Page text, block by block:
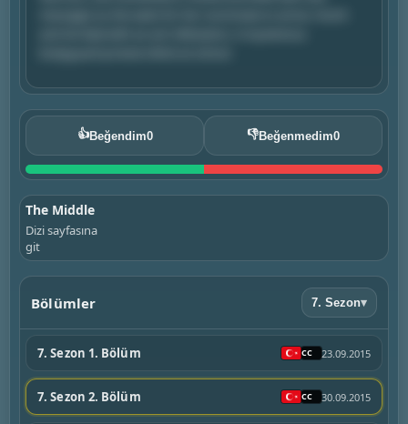
👍Beğendim0 👎Beğenmedim0
The Middle
Dizi sayfasına
git
Bölümler 7. Sezon▾
7. Sezon 1. Bölüm 23.09.2015
7. Sezon 2. Bölüm 30.09.2015